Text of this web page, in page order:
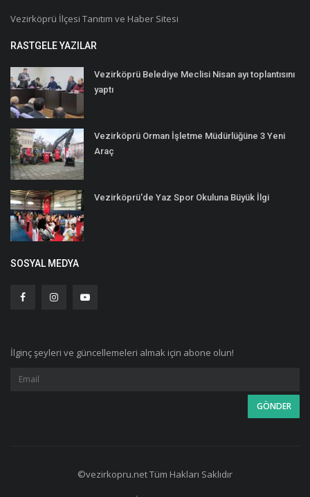
Vezirköprü İlçesi Tanıtım ve Haber Sitesi
RASTGELE YAZILAR
Vezirköprü Belediye Meclisi Nisan ayı toplantısını
yaptı
Vezirköprü Orman İşletme Müdürlüğüne 3 Yeni
Araç
Vezirköprü'de Yaz Spor Okuluna Büyük İlgi
SOSYAL MEDYA
İlginç şeyleri ve güncellemeleri almak için abone olun!
©vezirkopru.net Tüm Hakları Saklıdır